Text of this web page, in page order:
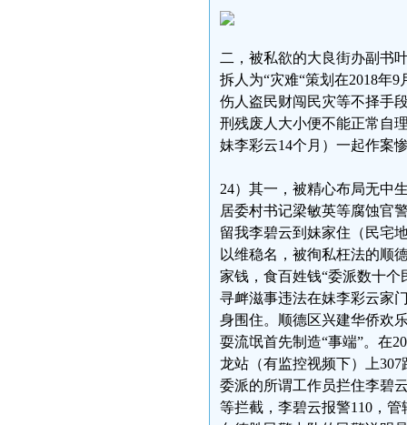
二，被私欲的大良街办副书
拆人为“灾难“策划在2018年
伤人盗民财闯民灾等不择手
刑残废人大小便不能正常自
妹李彩云14个月）一起作案
24）其一，被精心布局无中
居委村书记梁敏英等腐蚀官
留我李碧云到妹家住（民宅
以维稳名，被徇私枉法的顺
家钱，食百姓钱“委派数十
寻衅滋事违法在妹李彩云家
身围住。顺德区兴建华侨欢
耍流氓首先制造“事端”。在
龙站（有监控视频下）上
委派的所谓工作员拦住李碧
等拦截，李碧云报警110，